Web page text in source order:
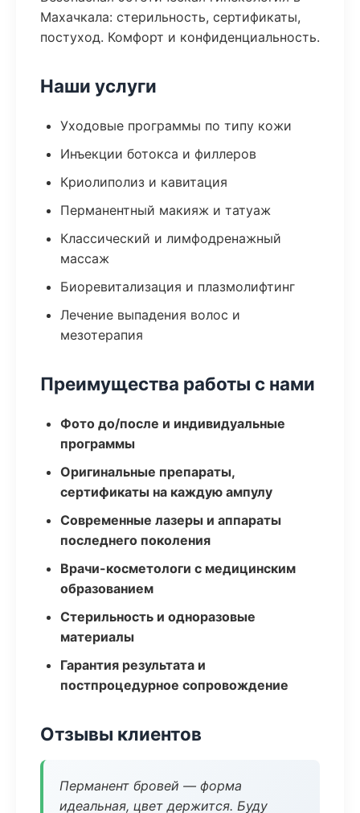
Махачкала: стерильность, сертификаты,
постуход. Комфорт и конфиденциальность.
Наши услуги
Уходовые программы по типу кожи
Инъекции ботокса и филлеров
Криолиполиз и кавитация
Перманентный макияж и татуаж
Классический и лимфодренажный
массаж
Биоревитализация и плазмолифтинг
Лечение выпадения волос и
мезотерапия
Преимущества работы с нами
Фото до/после и индивидуальные
программы
Оригинальные препараты,
сертификаты на каждую ампулу
Современные лазеры и аппараты
последнего поколения
Врачи-косметологи с медицинским
образованием
Стерильность и одноразовые
материалы
Гарантия результата и
постпроцедурное сопровождение
Отзывы клиентов
Перманент бровей — форма
идеальная, цвет держится. Буду